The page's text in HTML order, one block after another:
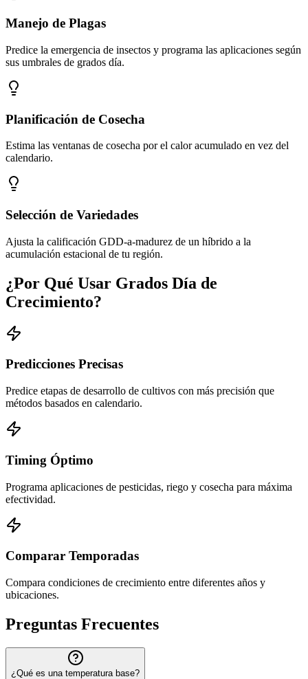
Manejo de Plagas
Predice la emergencia de insectos y programa las aplicaciones según
sus umbrales de grados día.
Planificación de Cosecha
Estima las ventanas de cosecha por el calor acumulado en vez del
calendario.
Selección de Variedades
Ajusta la calificación GDD-a-madurez de un híbrido a la
acumulación estacional de tu región.
¿Por Qué Usar Grados Día de
Crecimiento?
Predicciones Precisas
Predice etapas de desarrollo de cultivos con más precisión que
métodos basados en calendario.
Timing Óptimo
Programa aplicaciones de pesticidas, riego y cosecha para máxima
efectividad.
Comparar Temporadas
Compara condiciones de crecimiento entre diferentes años y
ubicaciones.
Preguntas Frecuentes
¿Qué es una temperatura base?